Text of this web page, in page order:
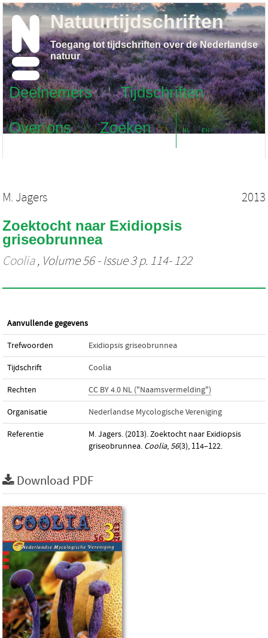
Deelnemers
Tijdschriften
Over ons
Zoeken NL EN
Natuurtijdschriften
Toegang tot tijdschriften over de Nederlandse
natuur
M. Jagers 2013
Zoektocht naar Exidiopsis
griseobrunnea
Coolia, Volume 56 - Issue 3 p. 114- 122
Aanvullende gegevens
Trefwoorden Exidiopsis griseobrunnea
Tijdschrift Coolia
Rechten CC BY 4.0 NL ("Naamsvermelding")
Organisatie Nederlandse Mycologische Vereniging
Referentie
M. Jagers. (2013). Zoektocht naar Exidiopsis
griseobrunnea. Coolia,56(3), 114–122.
Download PDF